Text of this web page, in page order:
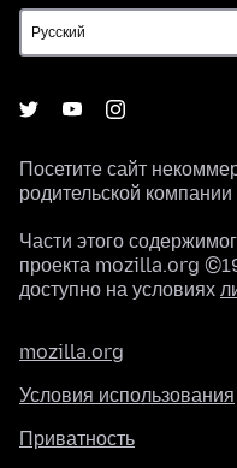
Посетите сайт
родительской компании
Части этого
проекта mozilla.org
доступно на условиях
mozilla.org
Условия использования
Приватность